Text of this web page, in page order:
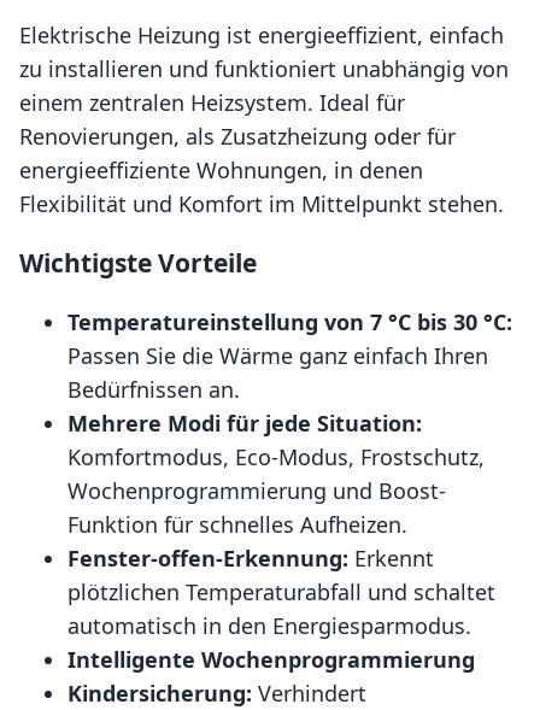
Elektrische Heizung ist energieeffizient, einfach
zu installieren und funktioniert unabhängig von
einem zentralen Heizsystem. Ideal für
Renovierungen, als Zusatzheizung oder für
energieeffiziente Wohnungen, in denen
Flexibilität und Komfort im Mittelpunkt stehen.
Wichtigste Vorteile
Temperatureinstellung von 7 °C bis 30 °C:
Passen Sie die Wärme ganz einfach Ihren
Bedürfnissen an.
Mehrere Modi für jede Situation:
Komfortmodus, Eco-Modus, Frostschutz,
Wochenprogrammierung und Boost-
Funktion für schnelles Aufheizen.
Fenster-offen-Erkennung: Erkennt
plötzlichen Temperaturabfall und schaltet
automatisch in den Energiesparmodus.
Intelligente Wochenprogrammierung
Kindersicherung: Verhindert